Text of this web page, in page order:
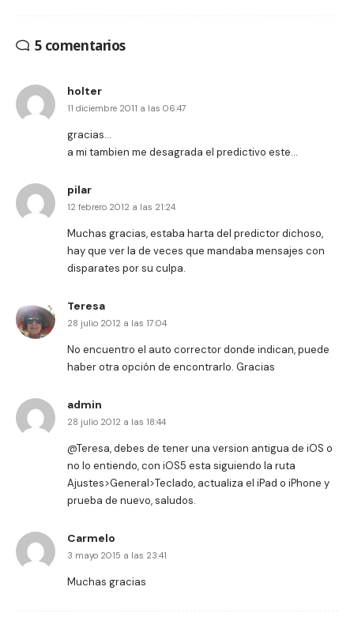
5 comentarios
holter
11 diciembre 2011 a las 06:47
gracias…
a mi tambien me desagrada el predictivo este…
pilar
12 febrero 2012 a las 21:24
Muchas gracias, estaba harta del predictor dichoso,
hay que ver la de veces que mandaba mensajes con
disparates por su culpa.
Teresa
28 julio 2012 a las 17:04
No encuentro el auto corrector donde indican, puede
haber otra opción de encontrarlo. Gracias
admin
28 julio 2012 a las 18:44
@Teresa, debes de tener una version antigua de iOS o
no lo entiendo, con iOS5 esta siguiendo la ruta
Ajustes>General>Teclado, actualiza el iPad o iPhone y
prueba de nuevo, saludos.
Carmelo
3 mayo 2015 a las 23:41
Muchas gracias